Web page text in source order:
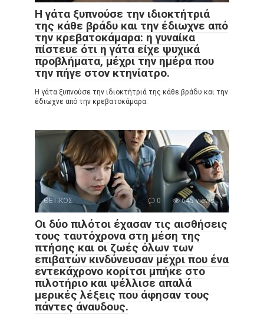
Η γάτα ξυπνούσε την ιδιοκτήτριά
της κάθε βράδυ και την έδιωχνε από
την κρεβατοκάμαρα: η γυναίκα
πίστευε ότι η γάτα είχε ψυχικά
προβλήματα, μέχρι την ημέρα που
την πήγε στον κτηνίατρο.
Η γάτα ξυπνούσε την ιδιοκτήτριά της κάθε βράδυ και την
έδιωχνε από την κρεβατοκάμαρα.
ΘΕΤΙΚΟΣ 0 645 views
Οι δύο πιλότοι έχασαν τις αισθήσεις
τους ταυτόχρονα στη μέση της
πτήσης και οι ζωές όλων των
επιβατών κινδύνευσαν μέχρι που ένα
εντεκάχρονο κορίτσι μπήκε στο
πιλοτήριο και ψέλλισε απαλά
μερικές λέξεις που άφησαν τους
πάντες άναυδους.